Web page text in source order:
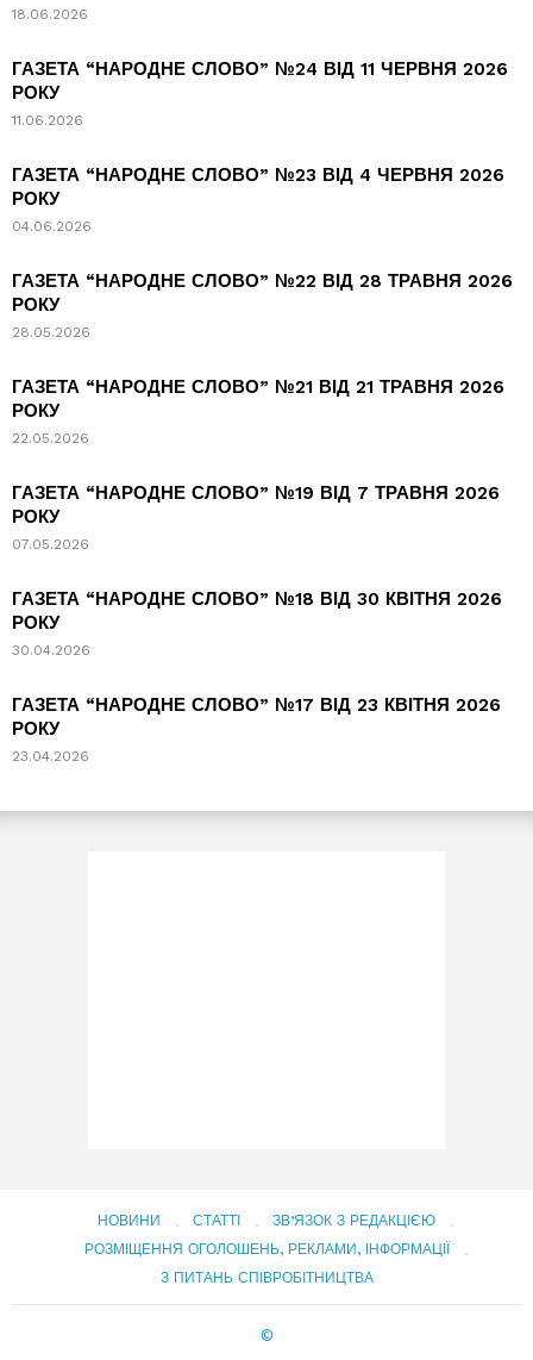
18.06.2026
ГАЗЕТА “НАРОДНЕ СЛОВО” №24 ВІД 11 ЧЕРВНЯ 2026
РОКУ
11.06.2026
ГАЗЕТА “НАРОДНЕ СЛОВО” №23 ВІД 4 ЧЕРВНЯ 2026
РОКУ
04.06.2026
ГАЗЕТА “НАРОДНЕ СЛОВО” №22 ВІД 28 ТРАВНЯ 2026
РОКУ
28.05.2026
ГАЗЕТА “НАРОДНЕ СЛОВО” №21 ВІД 21 ТРАВНЯ 2026
РОКУ
22.05.2026
ГАЗЕТА “НАРОДНЕ СЛОВО” №19 ВІД 7 ТРАВНЯ 2026
РОКУ
07.05.2026
ГАЗЕТА “НАРОДНЕ СЛОВО” №18 ВІД 30 КВІТНЯ 2026
РОКУ
30.04.2026
ГАЗЕТА “НАРОДНЕ СЛОВО” №17 ВІД 23 КВІТНЯ 2026
РОКУ
23.04.2026
НОВИНИ СТАТТІ
ЗВ’ЯЗОК З РЕДАКЦІЄЮ
РОЗМІЩЕННЯ ОГОЛОШЕНЬ, РЕКЛАМИ, ІНФОРМАЦІЇ
З ПИТАНЬ СПІВРОБІТНИЦТВА
©